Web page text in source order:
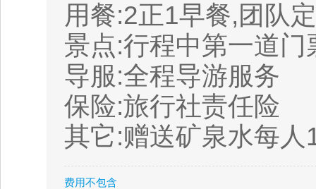
用餐:2正1早餐,团队
景点:行程中第一道门
导服:全程导游服务
保险:旅行社责任险
其它:赠送矿泉水每人
费用不包含